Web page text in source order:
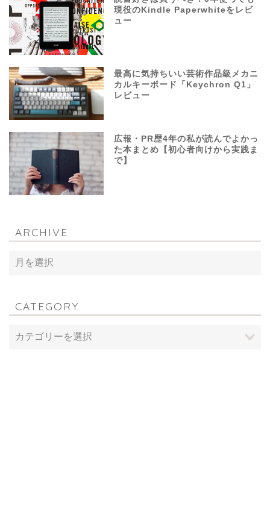
現役のKindle Paperwhiteをレビ
ュー
最高に気持ちいい芸術作品級メカニ
カルキーボード「Keychron Q1」
レビュー
広報・PR歴4年の私が読んでよかっ
た本まとめ【初心者向けから実践ま
で】
ARCHIVE
CATEGORY